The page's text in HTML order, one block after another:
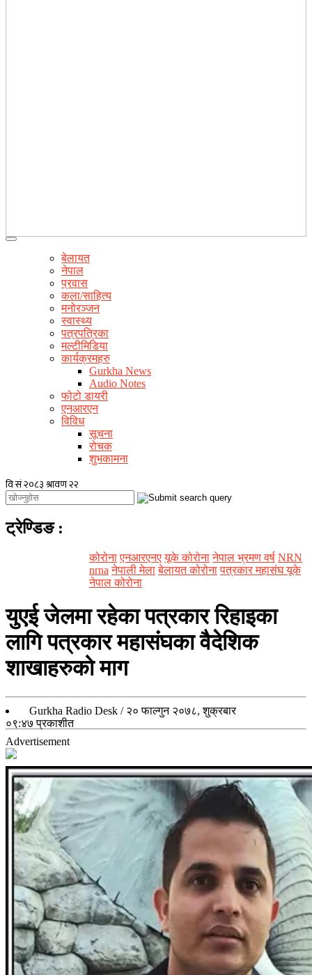
बेलायत
नेपाल
प्रवास
कला/साहित्य
मनोरञ्जन
स्वास्थ्य
पत्रपत्रिका
मल्टीमिडिया
कार्यक्रमहरु
Gurkha News
Audio Notes
फोटो डायरी
एनआरएन
विविध
सूचना
रोचक
शुभकामना
ट्रेण्डिङ :
कोरोना एनआरएनए यूके कोरोना नेपाल भ्रमण वर्ष NRN
nrna नेपाली मेला बेलायत कोरोना पत्रकार महासंघ यूके
नेपाल कोरोना
युएई जेलमा रहेका पत्रकार रिहाइका
लागि पत्रकार महासंघका वैदेशिक
शाखाहरुको माग
Gurkha Radio Desk / २० फाल्गुन २०७८, शुक्रबार
०९:४७प्रकाशीत
Advertisement